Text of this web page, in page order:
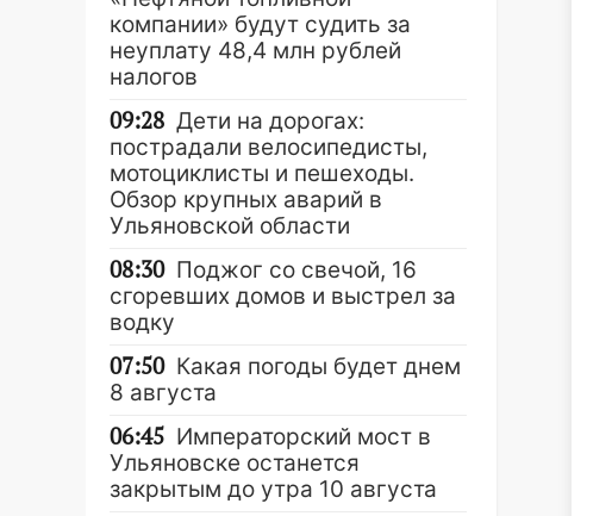
компании» будут судить за
неуплату 48,4 млн рублей
налогов
09:28 Дети на дорогах:
пострадали велосипедисты,
мотоциклисты и пешеходы.
Обзор крупных аварий в
Ульяновской области
08:30 Поджог со свечой, 16
сгоревших домов и выстрел за
водку
07:50 Какая погоды будет днем
8 августа
06:45 Императорский мост в
Ульяновске останется
закрытым до утра 10 августа